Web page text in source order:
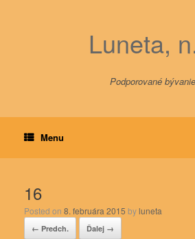
Luneta,
Podporované
Menu
16
Posted on 8. februára 2015 byluneta
← Predch. Ďalej →